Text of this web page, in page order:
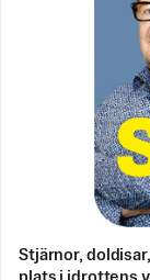
Stjärnor,